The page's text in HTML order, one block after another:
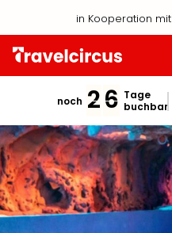
in Kooperation mit
noch 26 Tage
buchbar